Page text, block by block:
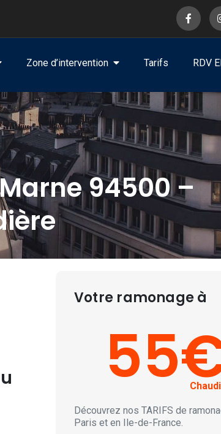
Zone d’intervention Tarifs RDV
94500 –
Votre ramonage à
Découvrez nos TARIFS de
Paris et en Ile-de-France.